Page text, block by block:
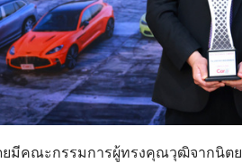
ยมีคณะกรรมการผู้ทรงคุณวุฒิจากนิต